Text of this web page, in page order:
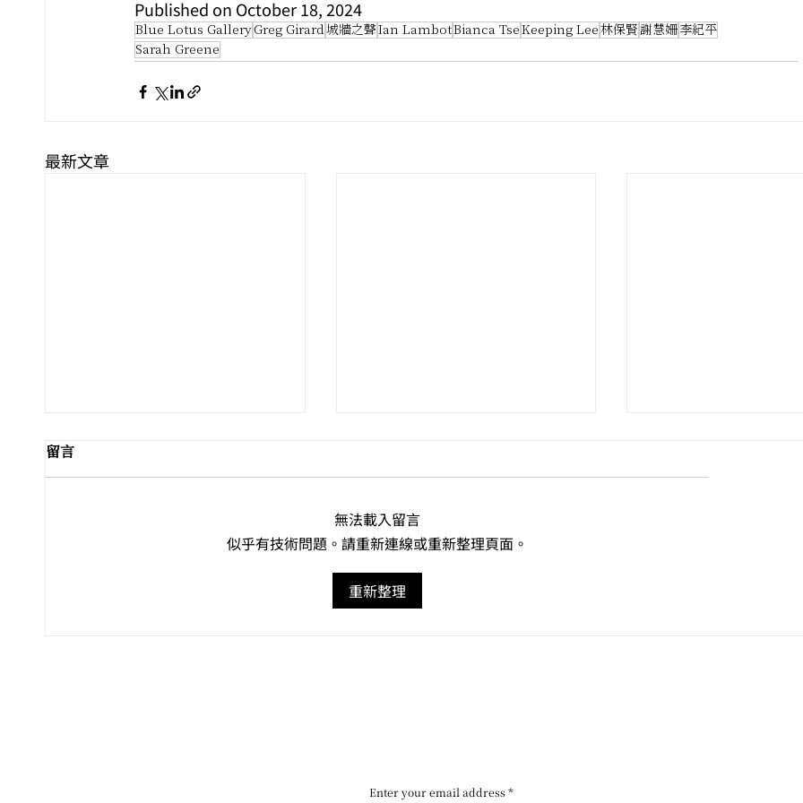
Published on October 18, 2024
Blue Lotus Gallery Greg Girard 城牆之聲Ian LambotBianca Tse Keeping Lee 林保賢 謝慧姍 李紀平
Sarah Greene
最新文章
Leo Wong / 再度受邀參與威
尼斯 Homo Faber 國際工藝
留言
無法載入留言
似乎有技術問題。請重新連線或重新整理頁面。
重新整理
Enter your email address